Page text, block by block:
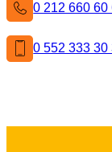
0 212 660 60
0 552 333 30